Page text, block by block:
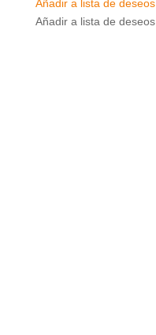
Añadir a lista de deseos
Añadir a lista de deseos